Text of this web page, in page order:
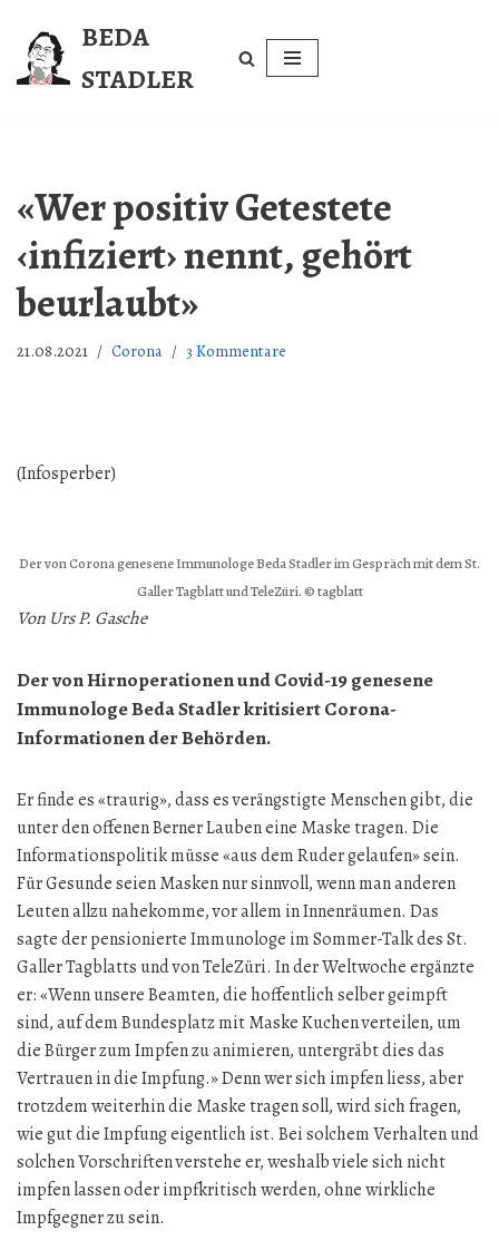
Zum
Inhalt
BEDA
STADLER
«Wer positiv Getestete
‹infiziert› nennt, gehört
beurlaubt»
21.08.2021 Corona 3 Kommentare
(Infosperber)
Der von Corona genesene Immunologe Beda Stadler im Gespräch mit dem St.
Galler Tagblatt und TeleZüri. © tagblatt
Von Urs P. Gasche
Der von Hirnoperationen und Covid-19 genesene
Immunologe Beda Stadler kritisiert Corona-
Informationen der Behörden.
Er finde es «traurig», dass es verängstigte Menschen gibt, die
unter den offenen Berner Lauben eine Maske tragen. Die
Informationspolitik müsse «aus dem Ruder gelaufen» sein.
Für Gesunde seien Masken nur sinnvoll, wenn man anderen
Leuten allzu nahekomme, vor allem in Innenräumen. Das
sagte der pensionierte Immunologe im Sommer-Talk des St.
Galler Tagblatts und von TeleZüri. In der Weltwoche ergänzte
er: «Wenn unsere Beamten, die hoffentlich selber geimpft
sind, auf dem Bundesplatz mit Maske Kuchen verteilen, um
die Bürger zum Impfen zu animieren, untergräbt dies das
Vertrauen in die Impfung.» Denn wer sich impfen liess, aber
trotzdem weiterhin die Maske tragen soll, wird sich fragen,
wie gut die Impfung eigentlich ist. Bei solchem Verhalten und
solchen Vorschriften verstehe er, weshalb viele sich nicht
impfen lassen oder impfkritisch werden, ohne wirkliche
Impfgegner zu sein.